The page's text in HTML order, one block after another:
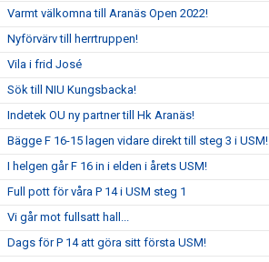
Varmt välkomna till Aranäs Open 2022!
Nyförvärv till herrtruppen!
Vila i frid José
Sök till NIU Kungsbacka!
Indetek OU ny partner till Hk Aranäs!
Bägge F 16-15 lagen vidare direkt till steg 3 i USM!
I helgen går F 16 in i elden i årets USM!
Full pott för våra P 14 i USM steg 1
Vi går mot fullsatt hall...
Dags för P 14 att göra sitt första USM!